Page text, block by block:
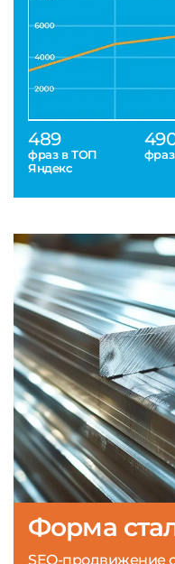
489
фраз в ТОП
Яндекс
Форма
SEO-продвижение